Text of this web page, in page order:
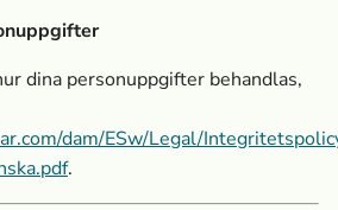
dina personuppgifter behandlas,
dam/ESw/Legal/
.